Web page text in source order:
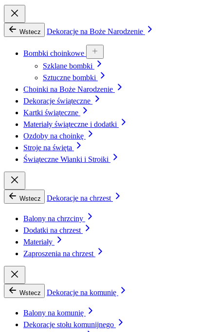
Wstecz Dekoracje na Boże Narodzenie
Bombki choinkowe
Szklane bombki
Sztuczne bombki
Choinki na Boże Narodzenie
Dekoracje świąteczne
Kartki świąteczne
Materiały świąteczne i dodatki
Ozdoby na choinkę
Stroje na święta
Świąteczne Wianki i Stroiki
Wstecz Dekoracje na chrzest
Balony na chrzciny
Dodatki na chrzest
Materiały
Zaproszenia na chrzest
Wstecz Dekoracje na komunię
Balony na komunię
Dekoracje stołu komunijnego